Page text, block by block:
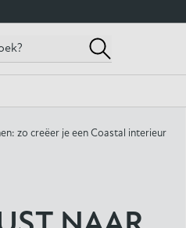
zo creëer je een Coastal interieur